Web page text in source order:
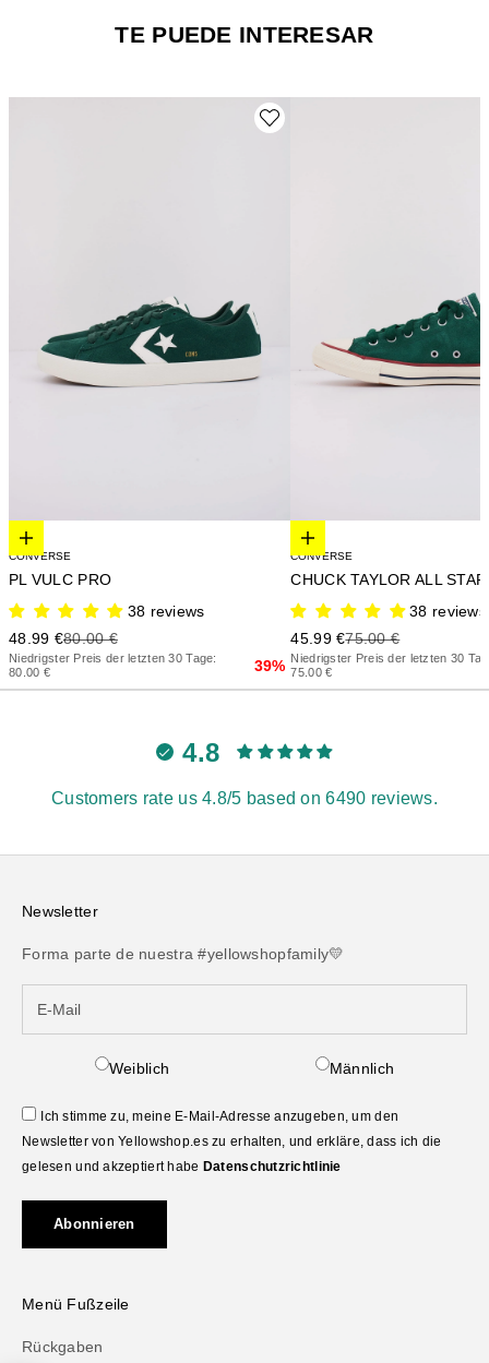
TE PUEDE INTERESAR
Elige opciones
CONVERSE
PL VULC PRO
38 reviews
Precio de oferta
48.99 €Precio anterior
80.00 €
Niedrigster Preis der letzten 30 Tage:
80.00 €
39%
Elige opciones
CONVERSE
38 reviews
Precio de oferta
45.99 €Precio anterior
75.00 €
Niedrigster Preis der letzten 30
75.00 €
4.8
Customers rate us 4.8/5 based on 6490 reviews.
Newsletter
Forma parte de nuestra #yellowshopfamily💛
Weiblich Männlich
Ich stimme zu, meine E-Mail-Adresse anzugeben, um den
Newsletter von Yellowshop.es zu erhalten, und erkläre, dass ich die
gelesen und akzeptiert habe Datenschutzrichtlinie
Abonnieren
Menü Fußzeile
Rückgaben